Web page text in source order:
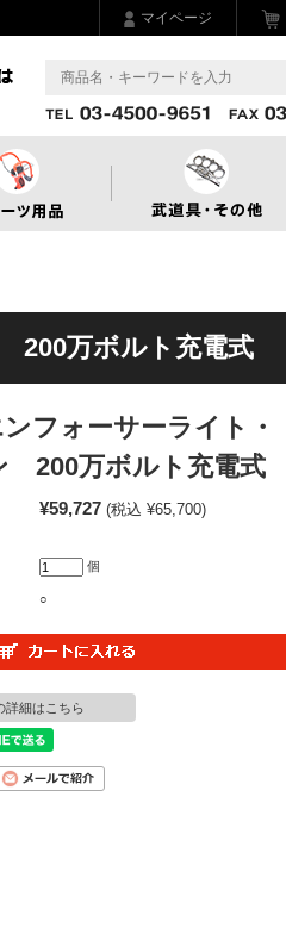
マイページ
200万ボルト充電式
ンフォーサーライト・
200万ボルト充電式
¥59,727 (税込 ¥65,700)
個
○
詳細はこちら